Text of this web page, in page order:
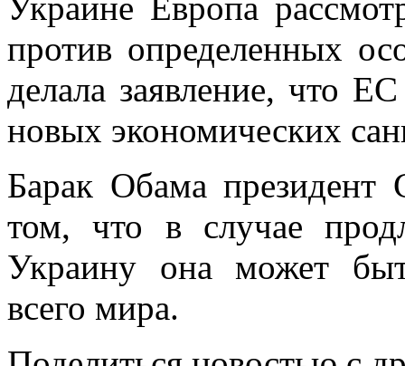
против определенных
делала заявление, что
новых экономических
Барак Обама
том, что в случае
Украину она может
всего мира.